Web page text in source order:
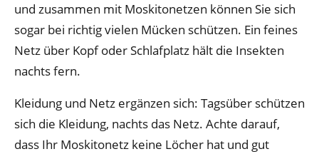
und zusammen mit Moskitonetzen können Sie sich
sogar bei richtig vielen Mücken schützen. Ein feines
Netz über Kopf oder Schlafplatz hält die Insekten
nachts fern.
Kleidung und Netz ergänzen sich: Tagsüber schützen
sich die Kleidung, nachts das Netz. Achte darauf,
dass Ihr Moskitonetz keine Löcher hat und gut